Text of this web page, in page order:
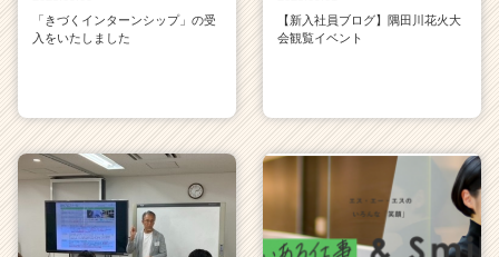
「きづくインターンシップ」の受
入をいたしました
【新入社員ブログ】隅田川花火大
会観覧イベント